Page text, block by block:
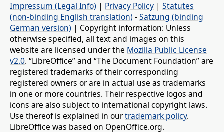
Impressum (Legal Info) | Privacy Policy | Statutes
(non-binding English translation) -Satzung (binding
German version) | Copyright information: Unless
otherwise specified, all text and images on this
website are licensed under the Mozilla Public License
v2.0. “LibreOffice” and “The Document Foundation” are
registered trademarks of their corresponding
registered owners or are in actual use as trademarks
in one or more countries. Their respective logos and
icons are also subject to international copyright laws.
Use thereof is explained in ourtrademark policy.
LibreOffice was based on OpenOffice.org.